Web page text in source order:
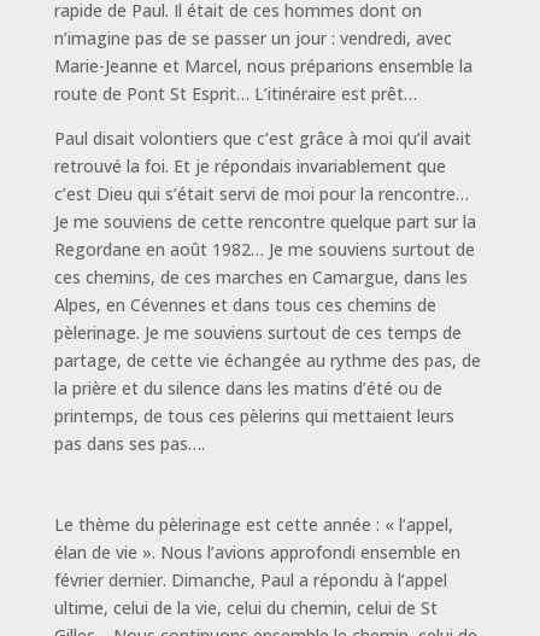
rapide de Paul. Il était de ces hommes dont on
n’imagine pas de se passer un jour : vendredi, avec
Marie-Jeanne et Marcel, nous préparions ensemble la
route de Pont St Esprit… L’itinéraire est prêt…
Paul disait volontiers que c’est grâce à moi qu’il avait
retrouvé la foi. Et je répondais invariablement que
c’est Dieu qui s’était servi de moi pour la rencontre…
Je me souviens de cette rencontre quelque part sur la
Regordane en août 1982… Je me souviens surtout de
ces chemins, de ces marches en Camargue, dans les
Alpes, en Cévennes et dans tous ces chemins de
pèlerinage. Je me souviens surtout de ces temps de
partage, de cette vie échangée au rythme des pas, de
la prière et du silence dans les matins d’été ou de
printemps, de tous ces pèlerins qui mettaient leurs
pas dans ses pas….
Le thème du pèlerinage est cette année : « l’appel,
élan de vie ». Nous l’avions approfondi ensemble en
février dernier. Dimanche, Paul a répondu à l’appel
ultime, celui de la vie, celui du chemin, celui de St